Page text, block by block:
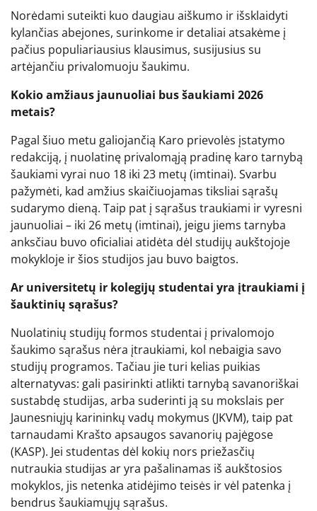
Norėdami suteikti kuo daugiau aiškumo ir išsklaidyti
kylančias abejones, surinkome ir detaliai atsakėme į
pačius populiariausius klausimus, susijusius su
artėjančiu privalomuoju šaukimu.
Kokio amžiaus jaunuoliai bus šaukiami 2026
metais?
Pagal šiuo metu galiojančią Karo prievolės įstatymo
redakciją, į nuolatinę privalomąją pradinę karo tarnybą
šaukiami vyrai nuo 18 iki 23 metų (imtinai). Svarbu
pažymėti, kad amžius skaičiuojamas tiksliai sąrašų
sudarymo dieną. Taip pat į sąrašus traukiami ir vyresni
jaunuoliai – iki 26 metų (imtinai), jeigu jiems tarnyba
anksčiau buvo oficialiai atidėta dėl studijų aukštojoje
mokykloje ir šios studijos jau buvo baigtos.
Ar universitetų ir kolegijų studentai yra įtraukiami į
šauktinių sąrašus?
Nuolatinių studijų formos studentai į privalomojo
šaukimo sąrašus nėra įtraukiami, kol nebaigia savo
studijų programos. Tačiau jie turi kelias puikias
alternatyvas: gali pasirinkti atlikti tarnybą savanoriškai
sustabdę studijas, arba suderinti ją su mokslais per
Jaunesniųjų karininkų vadų mokymus (JKVM), taip pat
tarnaudami Krašto apsaugos savanorių pajėgose
(KASP). Jei studentas dėl kokių nors priežasčių
nutraukia studijas ar yra pašalinamas iš aukštosios
mokyklos, jis netenka atidėjimo teisės ir vėl patenka į
bendrus šaukiamųjų sąrašus.